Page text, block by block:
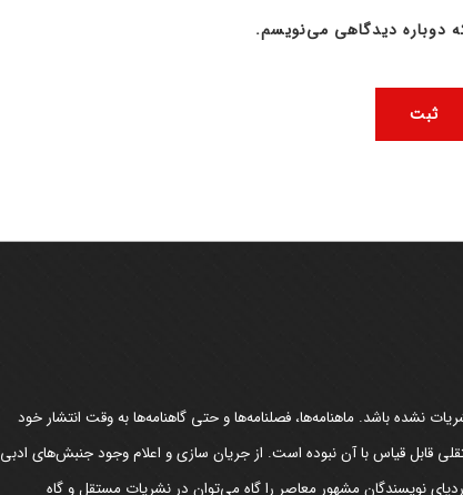
دوباره دیدگاهی می‌نویسم.
نشده باشد. ماهنامه‌ها، فصلنامه‌ها و حتی گاهنامه‌ها به وقت انتشار خود
قابل قیاس با آن نبوده است. از جریان سازی و اعلام وجود جنبش‌های ادبی
نویسندگان مشهور معاصر را گاه می‌توان در نشریات مستقل و گاه